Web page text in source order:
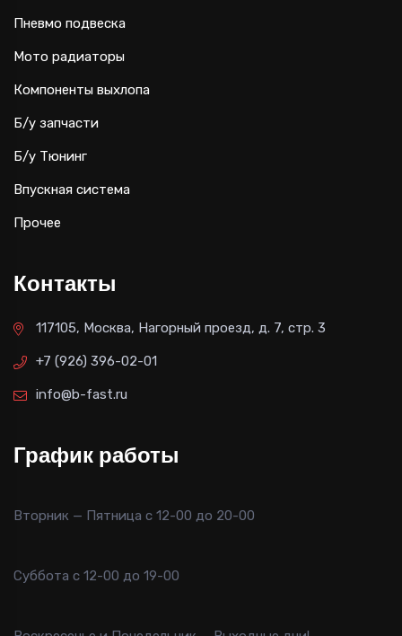
Пневмо подвеска
Мото радиаторы
Компоненты выхлопа
Б/у запчасти
Б/у Тюнинг
Впускная система
Прочее
Контакты
117105, Москва, Нагорный проезд, д. 7, стр. 3
+7 (926) 396-02-01
info@b-fast.ru
График работы
Вторник — Пятница с 12-00 до 20-00
Суббота с 12-00 до 19-00